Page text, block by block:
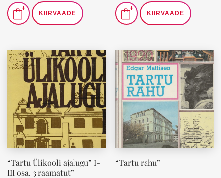
KIIRVAADE KIIRVAADE
“Tartu Ülikooli ajalugu” I-
III osa. 3 raamatut”
“Tartu rahu”